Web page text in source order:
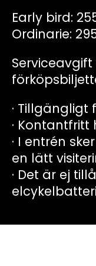
Early bird:
Ordinarie:
· Tillgängligt
· Kontantfritt
· I entrén
en lätt
· Det är ej